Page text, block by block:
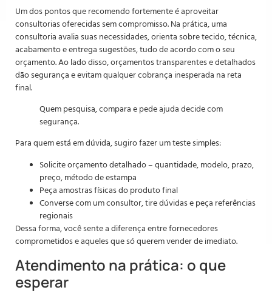
Um dos pontos que recomendo fortemente é aproveitar
consultorias oferecidas sem compromisso. Na prática, uma
consultoria avalia suas necessidades, orienta sobre tecido, técnica,
acabamento e entrega sugestões, tudo de acordo com o seu
orçamento. Ao lado disso, orçamentos transparentes e detalhados
dão segurança e evitam qualquer cobrança inesperada na reta
final.
Quem pesquisa, compara e pede ajuda decide com
segurança.
Para quem está em dúvida, sugiro fazer um teste simples:
Solicite orçamento detalhado – quantidade, modelo, prazo,
preço, método de estampa
Peça amostras físicas do produto final
Converse com um consultor, tire dúvidas e peça referências
regionais
Dessa forma, você sente a diferença entre fornecedores
comprometidos e aqueles que só querem vender de imediato.
Atendimento na prática: o que
esperar